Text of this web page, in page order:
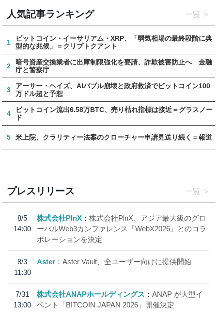
人気記事ランキング 一覧
1
ビットコイン・イーサリアム・XRP、「弱気相場の最終段階に典
型的な兆候」＝クリプトクアント
2
暗号資産交換業者に出庫制限強化を要請、詐欺被害防止へ 金融
庁と警察庁
3
アーサー・ヘイズ、AIバブル崩壊と政府救済でビットコイン100
万ドル超と予想
4
ビットコイン流出6.58万BTC、売り枯れ指標は接近＝グラスノー
ド
5 米上院、クラリティー法案のクローチャー申請見送り続く＝報道
プレスリリース 一覧
8/5
14:00
株式会社PlnX
株式会社PlnX、アジア最大級のグロ
ーバルWeb3カンファレンス「WebX2026」とのコラ
ボレーションを決定
8/3
11:30
Aster Aster Vault、全ユーザー向けに提供開始
7/31
13:00
株式会社ANAPホールディングス
ANAP が大型イ
ベント「BITCOIN JAPAN 2026」開催決定